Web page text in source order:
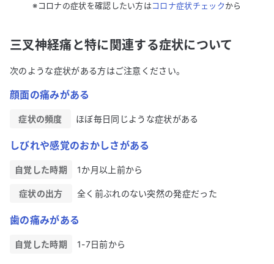
※コロナの症状を確認したい方はコロナ症状チェックから
三叉神経痛と特に関連する症状について
次のような症状がある方はご注意ください。
顔面の痛みがある
症状の頻度 ほぼ毎日同じような症状がある
しびれや感覚のおかしさがある
自覚した時期 1か月以上前から
症状の出方 全く前ぶれのない突然の発症だった
歯の痛みがある
自覚した時期 1-7日前から